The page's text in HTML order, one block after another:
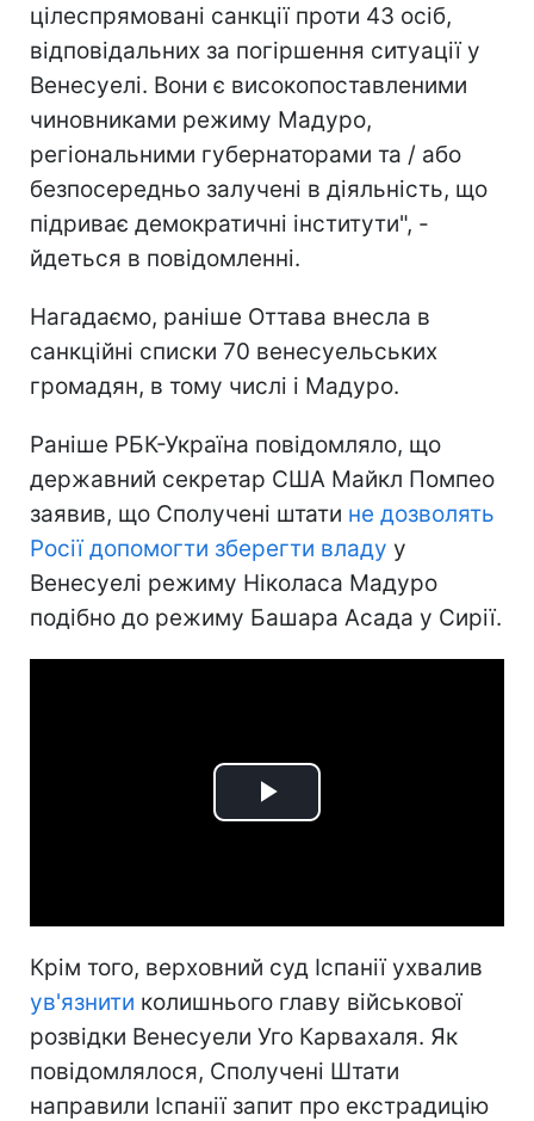
цілеспрямовані санкції проти 43 осіб,
відповідальних за погіршення ситуації у
Венесуелі. Вони є високопоставленими
чиновниками режиму Мадуро,
регіональними губернаторами та / або
безпосередньо залучені в діяльність, що
підриває демократичні інститути", -
йдеться в повідомленні.
Нагадаємо, раніше Оттава внесла в
санкційні списки 70 венесуельських
громадян, в тому числі і Мадуро.
Раніше РБК-Україна повідомляло, що
державний секретар США Майкл Помпео
заявив, що Сполучені штати не дозволять
Росії допомогти зберегти владу у
Венесуелі режиму Ніколаса Мадуро
подібно до режиму Башара Асада у Сирії.
Play
Крім того, верховний суд Іспанії ухвалив
ув'язнити колишнього главу військової
розвідки Венесуели Уго Карвахаля. Як
повідомлялося, Сполучені Штати
направили Іспанії запит про екстрадицію